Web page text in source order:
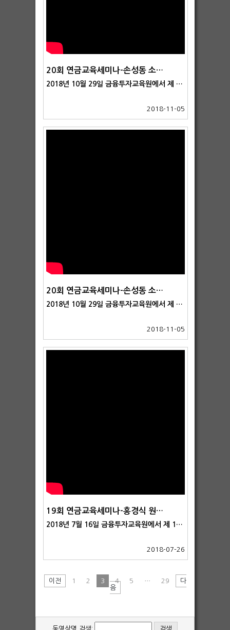
20회 연금교육세미나-손성동 소장①
2018년 10월 29일 금융투자교육원에서 제 20회 연금교육세미나가 열렸습니다. 두번째 발표는 한국연금연구소 손성동 소장이 맡아주었으며, 강연 제목은 '인출전략의 수립과 실행'이었습니다.
2018-11-05
20회 연금교육세미나-손성동 소장②
2018년 10월 29일 금융투자교육원에서 제 20회 연금교육세미나가 열렸습니다. 두번째 발표는 한국연금연구소 손성동 소장이 맡아주었으며, 강연 제목은 '인출전략의 수립과 실행'이었습니다.2018년 10월 29일 금융투자교육원에서 제 20회 연금교육세미나가 열렸습니다. 두번째 발표는 한국연금연구소 손성동 소장이 맡아주었으며, 강연 제목은 '인출전략의 수립과 실행'이었습니다.
2018-11-05
19회 연금교육세미나-홍경식 원장 강연②
2018년 7월 16일 금융투자교육원에서 제 19회 연금교육세미나가 열렸습니다. 첫번째 발표는한국퇴직연금개발원 홍경식 원장이 맡아주었으며, 강연 제목은 '퇴직연금 가입자교육의 활성화와 사업자의역할'이었습니다.
2018-07-26
이전 1 2 3 4 5 … 29
다
음